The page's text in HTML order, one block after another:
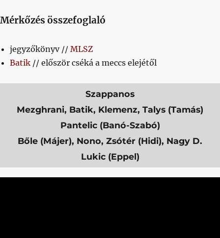
Mérkőzés összefoglaló
jegyzőkönyv // MLSZ
Batik // először cséká a meccs elejétől
Szappanos
Mezghrani, Batik, Klemenz, Talys (Tamás)
Pantelic (Banó-Szabó)
Bőle (Májer), Nono, Zsótér (Hidi), Nagy D.
Lukic (Eppel)